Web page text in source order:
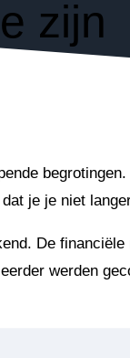
zijn
je je niet
De
werden